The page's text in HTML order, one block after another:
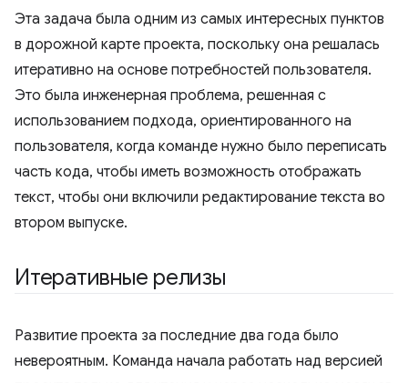
Эта задача была одним из самых интересных пунктов
в дорожной карте проекта, поскольку она решалась
итеративно на основе потребностей пользователя.
Это была инженерная проблема, решенная с
использованием подхода, ориентированного на
пользователя, когда команде нужно было переписать
часть кода, чтобы иметь возможность отображать
текст, чтобы они включили редактирование текста во
втором выпуске.
Итеративные релизы
Развитие проекта за последние два года было
невероятным. Команда начала работать над версией